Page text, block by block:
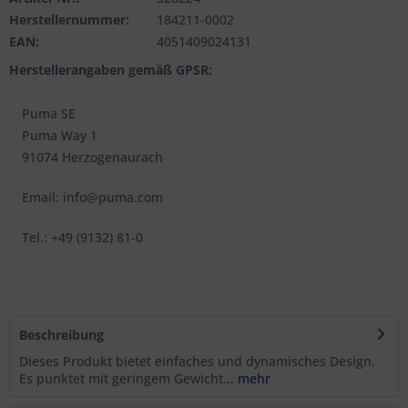
Herstellernummer:
184211-0002
EAN:
4051409024131
Herstellerangaben gemäß GPSR:
Puma SE
Puma Way 1
91074 Herzogenaurach
Email: info@puma.com
Tel.: +49 (9132) 81-0
Beschreibung
Dieses Produkt bietet einfaches und dynamisches Design.
Es punktet mit geringem Gewicht... mehr